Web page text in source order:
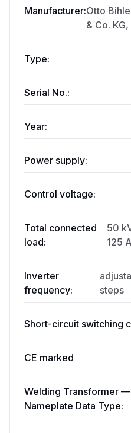
Manufacturer:Otto
& Co. KG,
Type:
Serial No.:
Year:
Power supply:
Control voltage:
Total connected
load:
50
125 A
Inverter
frequency:
steps
Short-circuit switching
CE marked
Welding Transformer —
Nameplate Data Type: